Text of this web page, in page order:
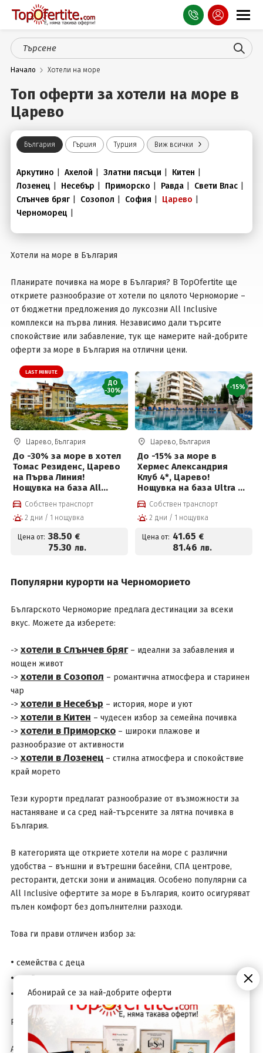
Оферти
СПА
Планина
Чужбина
Празници
Турция
Услуги
Вход
Начало Хотели на море
Топ оферти за хотели на море в
Царево
България Гърция Турция Виж всички
Аркутино Ахелой Златни пясъци Китен
Лозенец
Несебър Приморско Равда| Свети Влас|
Слънчев бряг| Созопол София Царево
Черноморец
Хотели на море в България
Планирате почивка на море в България? В TopOfertite ще
откриете разнообразие от хотели по цялото Черноморие –
от бюджетни предложения до луксозни All Inclusive
комплекси на първа линия. Независимо дали търсите
спокойствие или забавление, тук ще намерите най-добрите
оферти за море в България на отлични цени.
LAST MINUTE
ДО
-30%
Царево, България
До -30% за море в хотел
Томас Резиденс, Царево
на Първа Линия!
Нощувка на база All
inclusive light, басейн,
паркинг и детска
анимация на цени от 44
Собствен транспорт
2 дни / 1 нощувка
Цена от: 38.50 €
75.30 лв.
-15%
Царево, България
До -15% за море в
Хермес Александрия
Клуб 4*, Царево!
Нощувка на база Ultra All
inclusive, Аквапарк,
басейни, чадър и
шезлонг на бара до
плажа и Безплатно за
дете до 14г на цени от
49 € на човек
Собствен транспорт
2 дни / 1 нощувка
Цена от: 41.65 €
81.46 лв.
Популярни курорти на Черноморието
Българското Черноморие предлага дестинации за всеки
вкус. Можете да изберете:
-> хотели в Слънчев бряг– идеални за забавления и
нощен живот
-> хотели в Созопол – романтична атмосфера и старинен
чар
-> хотели в Несебър – история, море и уют
-> хотели в Китен – чудесен избор за семейна почивка
-> хотели в Приморско– широки плажове и
разнообразие от активности
-> хотели в Лозенец– стилна атмосфера и спокойствие
край морето
Тези курорти предлагат разнообразие от възможности за
настаняване и са сред най-търсените за лятна почивка в
България.
В категорията ще откриете хотели на море с различни
удобства – външни и вътрешни басейни, СПА центрове,
ресторанти, детски зони и анимация. Особено популярни са
All Inclusive офертите за море в България, които осигуряват
пълен комфорт без допълнителни разходи.
Това ги прави отличен избор за:
• семейства с деца
• двойки
• компании
Ранни записвания и last minute оферти
Ако искате да спестите, възползвайте се от ранни
Абонирай се за най-добрите оферти